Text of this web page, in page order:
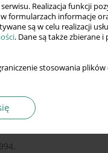
Realizacja funkcji
formularzach informacje
są w celu realizacji
. Dane są także zbierane
stosowania
nr 1,